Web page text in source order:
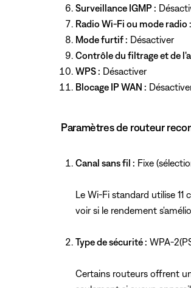
Surveillance IGMP :
Radio Wi-Fi ou mode radio :
Mode furtif : Désactiver
Contrôle du filtrage et de
WPS : Désactiver
Blocage IP WAN :
Paramètres de routeur
Canal sans fil : Fixe
Le Wi-Fi standard utilise 11
voir si le rendement
Type de sécurité : WPA-
Certains routeurs offrent